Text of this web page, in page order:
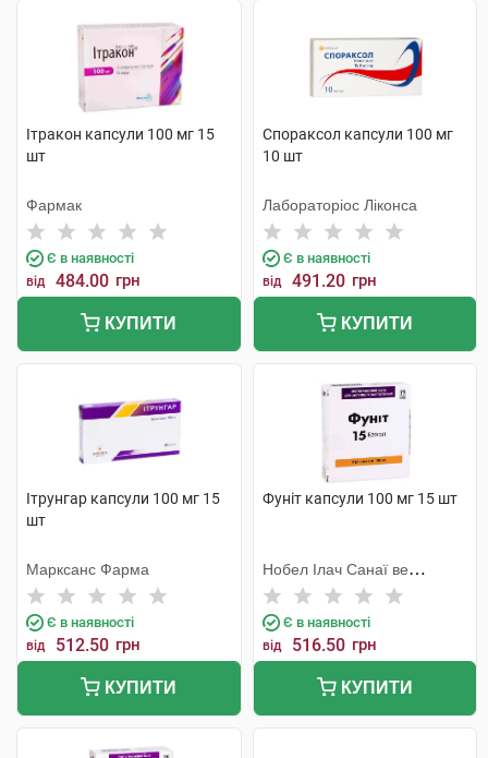
Ітракон капсули 100 мг 15
шт
Фармак
Є в наявності
від 484.00 грн
КУПИТИ
Спораксол капсули 100 мг
10 шт
Лабораторіос Ліконса
Є в наявності
від 491.20 грн
КУПИТИ
Ітрунгар капсули 100 мг 15
шт
Марксанс Фарма
Є в наявності
від 512.50 грн
КУПИТИ
Фуніт капсули 100 мг 15 шт
Нобел Ілач Санаї ве
Тіджарет
Є в наявності
від 516.50 грн
КУПИТИ